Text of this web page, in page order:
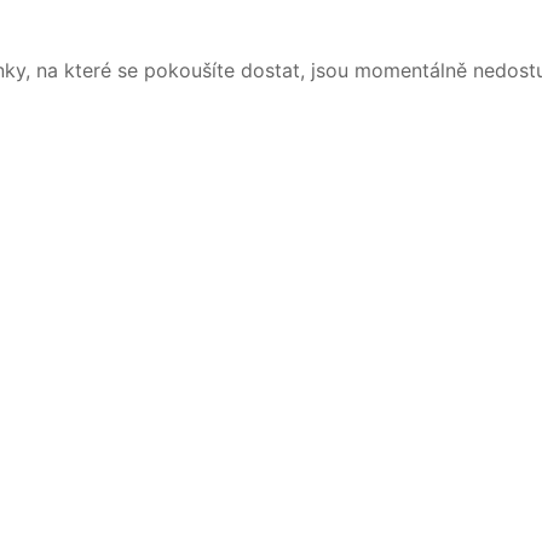
na které se pokoušíte dostat, jsou momentálně